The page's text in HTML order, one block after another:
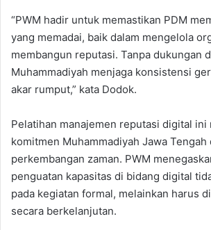
“PWM hadir untuk memastikan PDM
yang memadai, baik dalam mengelola
membangun reputasi. Tanpa dukungan
Muhammadiyah menjaga konsistensi
akar rumput,” kata Dodok.
Pelatihan manajemen reputasi digital ini
komitmen Muhammadiyah Jawa
perkembangan zaman. PWM
penguatan kapasitas di bidang digital
pada kegiatan formal, melainkan harus
secara berkelanjutan.